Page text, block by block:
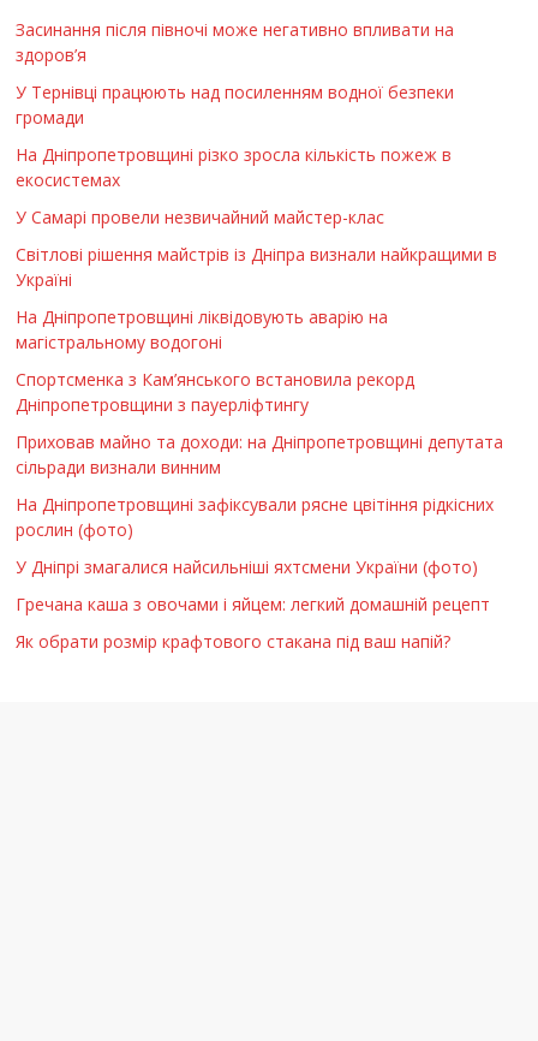
Засинання після півночі може негативно впливати на
здоров’я
У Тернівці працюють над посиленням водної безпеки
громади
На Дніпропетровщині різко зросла кількість пожеж в
екосистемах
У Самарі провели незвичайний майстер-клас
Світлові рішення майстрів із Дніпра визнали найкращими в
Україні
На Дніпропетровщині ліквідовують аварію на
магістральному водогоні
Спортсменка з Кам’янського встановила рекорд
Дніпропетровщини з пауерліфтингу
Приховав майно та доходи: на Дніпропетровщині депутата
сільради визнали винним
На Дніпропетровщині зафіксували рясне цвітіння рідкісних
рослин (фото)
У Дніпрі змагалися найсильніші яхтсмени України (фото)
Гречана каша з овочами і яйцем: легкий домашній рецепт
Як обрати розмір крафтового стакана під ваш напій?